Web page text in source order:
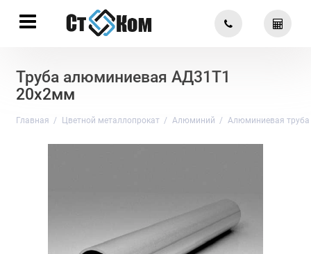
Труба алюминиевая АД31Т1
20х2мм
Главная Цветной металлопрокат Алюминий Алюминиевая труба